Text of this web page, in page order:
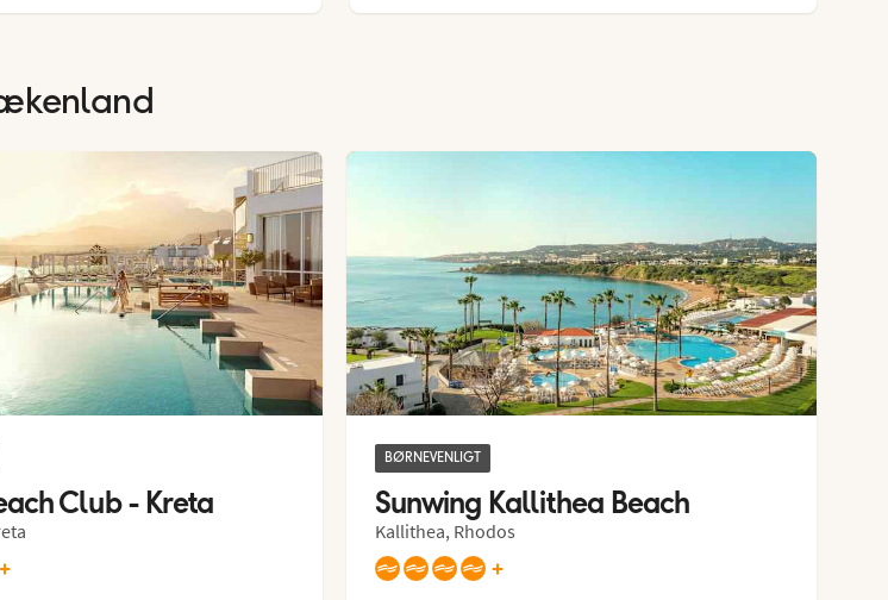
Club - Kreta
+
Family Resorts
BØRNEVENLIGT
Sunwing Kallithea Beach
Kallithea, Rhodos
+